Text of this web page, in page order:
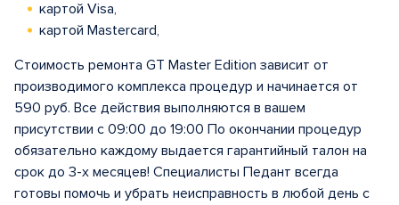
картой Visa,
картой Mastercard,
Стоимость ремонта GT Master Edition зависит от
производимого комплекса процедур и начинается от
590 руб. Все действия выполняются в вашем
присутствии с 09:00 до 19:00 По окончании процедур
обязательно каждому выдается гарантийный талон на
срок до 3-х месяцев! Специалисты Педант всегда
готовы помочь и убрать неисправность в любой день с